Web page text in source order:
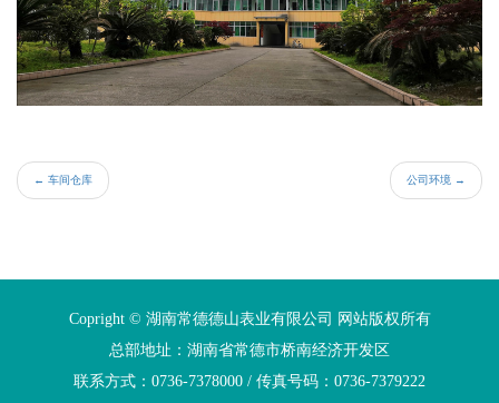
← 车间仓库 公司环境 →
Copright © 湖南常德德山表业有限公司 网站版权所有
总部地址：湖南省常德市桥南经济开发区
联系方式：0736-7378000 / 传真号码：0736-7379222